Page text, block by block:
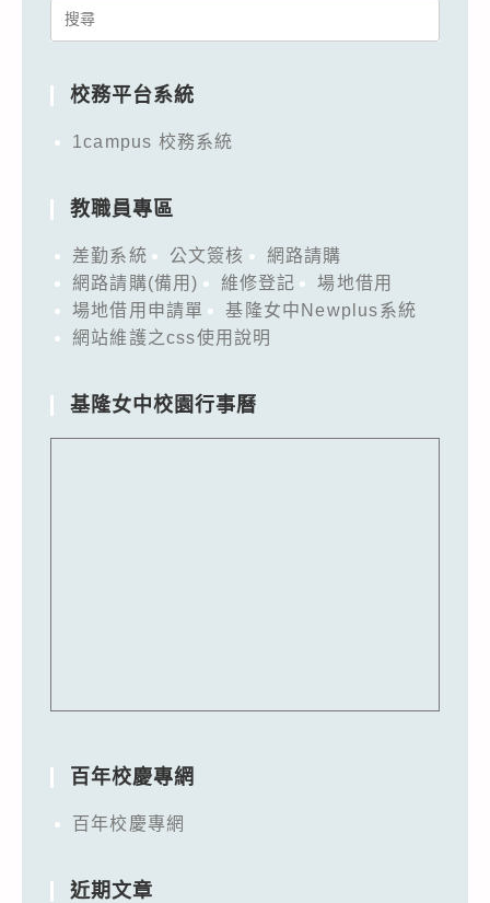
Search
校務平台系統
1campus 校務系統
教職員專區
差勤系統 公文簽核
網路請購
網路請購(備用)
維修登記
場地借用
場地借用申請單
基隆女中Newplus系統
網站維護之css使用說明
基隆女中校園行事曆
百年校慶專網
百年校慶專網
近期文章